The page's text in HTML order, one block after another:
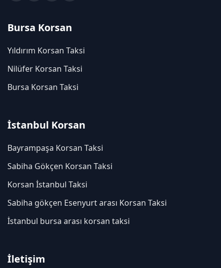
Bursa Korsan
Yıldırım Korsan Taksi
Nilüfer Korsan Taksi
Bursa Korsan Taksi
İstanbul Korsan
Bayrampaşa Korsan Taksi
Sabiha Gökçen Korsan Taksi
Korsan İstanbul Taksi
Sabiha gökçen Esenyurt arası Korsan Taksi
İstanbul bursa arası korsan taksi
İletişim